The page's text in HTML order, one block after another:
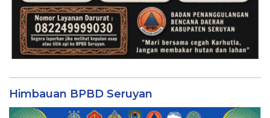
Himbauan BPBD Seruyan